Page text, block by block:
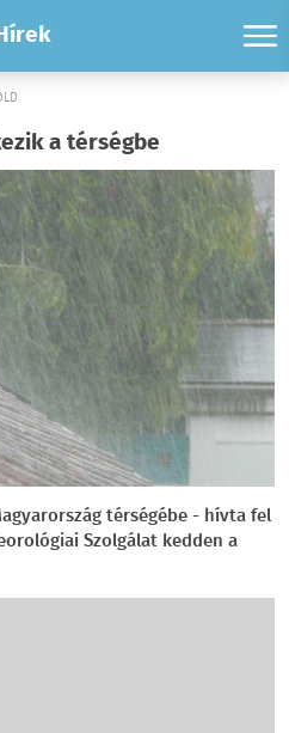
a térségbe
térségébe - hívta fel
Szolgálat kedden a